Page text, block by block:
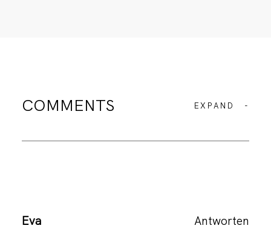
COMMENTS EXPAND -
Eva
Antworten